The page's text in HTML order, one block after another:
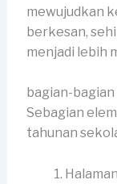
mewujudkan
berkesan,
menjadi lebih
bagian-
Sebagian
tahunan